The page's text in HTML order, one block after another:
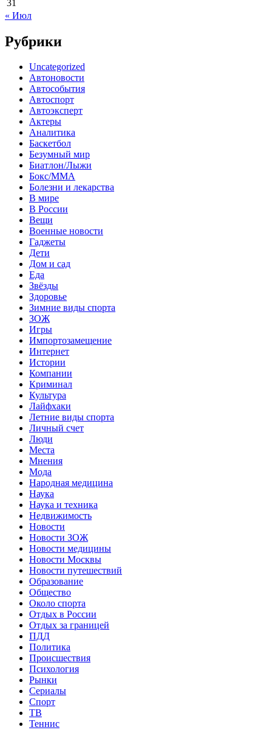
31
« Июл
Рубрики
Uncategorized
Автоновости
Автособытия
Автоспорт
Автоэксперт
Актеры
Аналитика
Баскетбол
Безумный мир
Биатлон/Лыжи
Бокс/MMA
Болезни и лекарства
В мире
В России
Вещи
Военные новости
Гаджеты
Дети
Дом и сад
Еда
Звёзды
Здоровье
Зимние виды спорта
ЗОЖ
Игры
Импортозамещение
Интернет
Истории
Компании
Криминал
Культура
Лайфхаки
Летние виды спорта
Личный счет
Люди
Места
Мнения
Мода
Народная медицина
Наука
Наука и техника
Недвижимость
Новости
Новости ЗОЖ
Новости медицины
Новости Москвы
Новости путешествий
Образование
Общество
Около спорта
Отдых в России
Отдых за границей
ПДД
Политика
Происшествия
Психология
Рынки
Сериалы
Спорт
ТВ
Теннис